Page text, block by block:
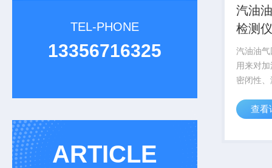
TEL-PHONE
13356716325
ARTICLE
汽油
检测仪
汽油油
用来对
密闭性
查看